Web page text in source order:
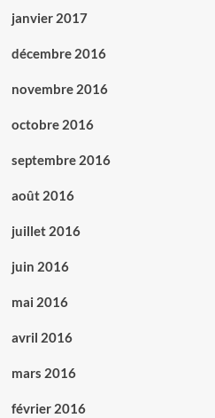
janvier 2017
décembre 2016
novembre 2016
octobre 2016
septembre 2016
août 2016
juillet 2016
juin 2016
mai 2016
avril 2016
mars 2016
février 2016